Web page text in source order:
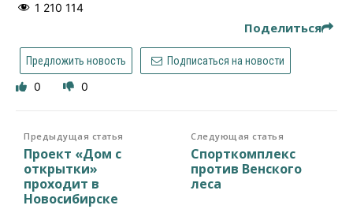
1 210 114
Поделиться
Предложить новость Подписаться на новости
0 0
Предыдущая статья
Проект «Дом с
открытки»
проходит в
Новосибирске
Следующая статья
Спорткомплекс
против Венского
леса